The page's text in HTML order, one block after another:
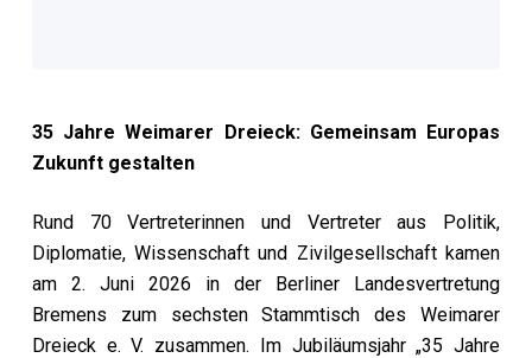
35 Jahre Weimarer Dreieck: Gemeinsam Europas
Zukunft gestalten
Rund 70 Vertreterinnen und Vertreter aus Politik,
Diplomatie, Wissenschaft und Zivilgesellschaft kamen
am 2. Juni 2026 in der Berliner Landesvertretung
Bremens zum sechsten Stammtisch des Weimarer
Dreieck e. V. zusammen. Im Jubiläumsjahr „35 Jahre